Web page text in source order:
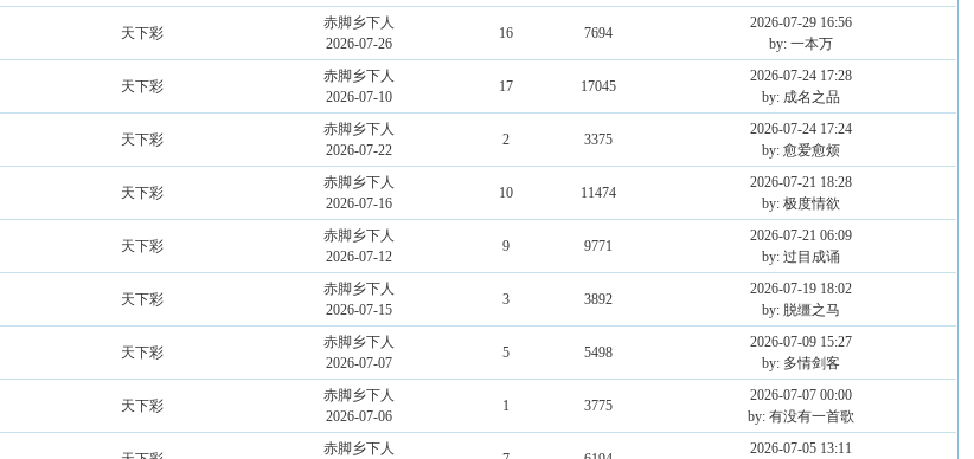
天下彩
赤脚乡下人
2026-07-26
16 7694
2026-07-29 16:56
by: 一本万
天下彩
赤脚乡下人
2026-07-10
17 17045
2026-07-24 17:28
by: 成名之品
天下彩
赤脚乡下人
2026-07-22
2 3375
2026-07-24 17:24
by: 愈爱愈烦
天下彩
赤脚乡下人
2026-07-16
10 11474
2026-07-21 18:28
by: 极度情欲
天下彩
赤脚乡下人
2026-07-12
9 9771
2026-07-21 06:09
by: 过目成诵
天下彩
赤脚乡下人
2026-07-15
3 3892
2026-07-19 18:02
by: 脱缰之马
天下彩
赤脚乡下人
2026-07-07
5 5498
2026-07-09 15:27
by: 多情剑客
天下彩
赤脚乡下人
2026-07-06
1 3775
2026-07-07 00:00
by: 有没有一首歌
赤脚乡下人 2026-07-05 13:11